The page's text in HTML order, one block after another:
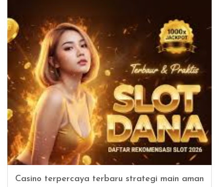
Casino terpercaya terbaru strategi main aman